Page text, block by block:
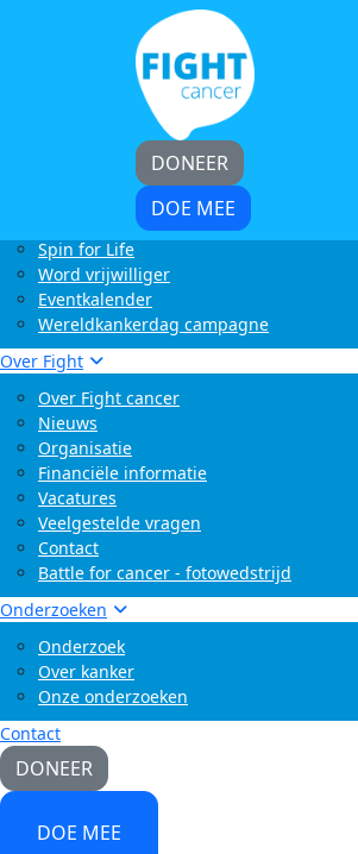
Start zelf een actie
Light at Night Walk
Rollercoaster Run
Swim to Fight Cancer
Buffelrun X Fight cancer
Tocht om de Noord
Spin for Life
Word vrijwilliger
Eventkalender
Wereldkankerdag campagne
Over Fight
Over Fight cancer
Nieuws
Organisatie
Financiële informatie
Vacatures
Veelgestelde vragen
Contact
Battle for cancer - fotowedstrijd
Onderzoeken
Onderzoek
Over kanker
Onze onderzoeken
Contact
DONEER
DOE MEE
DONEER
DOE MEE